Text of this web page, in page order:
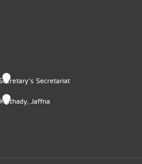
Secretariat
Jaffna